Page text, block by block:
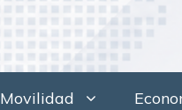
Movilidad